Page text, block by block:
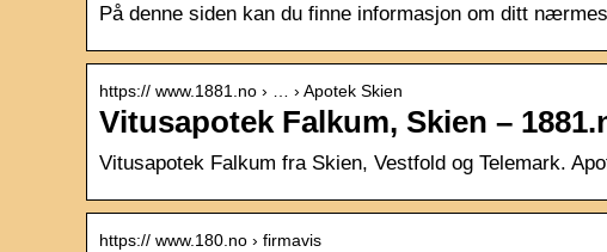
På denne siden kan du finne informasjon om ditt
https:// www.1881.no › … › Apotek Skien
Vitusapotek Falkum, Skien –
Vitusapotek Falkum fra Skien, Vestfold og Telemark.
https:// www.180.no › firmavis